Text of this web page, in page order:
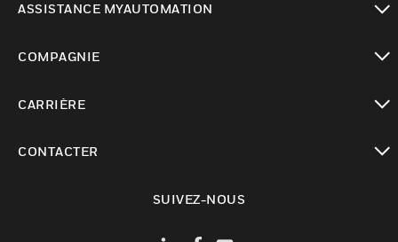
ASSISTANCE MYAUTOMATION
COMPAGNIE
CARRIÈRE
CONTACTER
SUIVEZ-NOUS